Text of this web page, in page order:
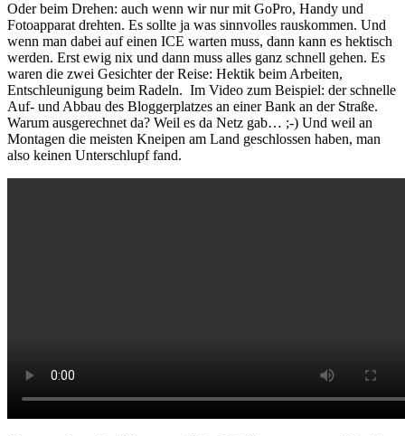
Oder beim Drehen: auch wenn wir nur mit GoPro, Handy und
Fotoapparat drehten. Es sollte ja was sinnvolles rauskommen. Und
wenn man dabei auf einen ICE warten muss, dann kann es hektisch
werden. Erst ewig nix und dann muss alles ganz schnell gehen. Es
waren die zwei Gesichter der Reise: Hektik beim Arbeiten,
Entschleunigung beim Radeln. Im Video zum Beispiel: der schnelle
Auf- und Abbau des Bloggerplatzes an einer Bank an der Straße.
Warum ausgerechnet da? Weil es da Netz gab… ;-) Und weil an
Montagen die meisten Kneipen am Land geschlossen haben, man
also keinen Unterschlupf fand.